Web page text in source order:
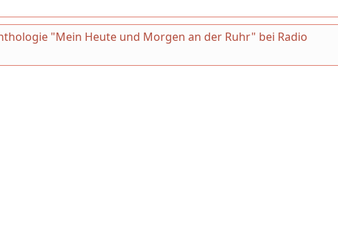
"Mein Heute und Morgen an der Ruhr" bei Radio